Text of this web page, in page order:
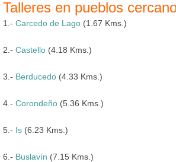
Talleres en pueblos
1.- Carcedo de Lago (1.67 Kms.)
2.- Castello (4.18 Kms.)
3.- Berducedo (4.33 Kms.)
4.- Corondeño (5.36 Kms.)
5.- Is (6.23 Kms.)
6.- Buslavín (7.15 Kms.)